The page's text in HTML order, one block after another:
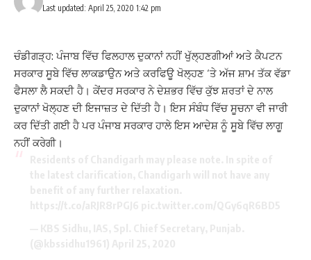
Last updated: April 25, 2020 1:42 pm
ਚੰਡੀਗੜ੍ਹ: ਪੰਜਾਬ ਵਿੱਚ ਫਿਲਹਾਲ ਦੁਕਾਨਾਂ ਨਹੀਂ ਖੁੱਲ੍ਹਣਗੀਆਂ ਅਤੇ ਕੈਪਟਨ
ਸਰਕਾਰ ਸੂਬੇ ਵਿੱਚ ਲਾਕਡਾਉਨ ਅਤੇ ਕਰਫਿਊ ਖੋਲ੍ਹਣ ‘ਤੇ ਅੱਜ ਸ਼ਾਮ ਤੱਕ ਵੱਡਾ
ਫੈਸਲਾ ਲੈ ਸਕਦੀ ਹੈ। ਕੇਂਦਰ ਸਰਕਾਰ ਨੇ ਦੇਸ਼ਭਰ ਵਿੱਚ ਕੁੱਝ ਸ਼ਰਤਾਂ ਦੇ ਨਾਲ
ਦੁਕਾਨਾਂ ਖੋਲ੍ਹਣ ਦੀ ਇਜਾਜ਼ਤ ਦੇ ਦਿੱਤੀ ਹੈ। ਇਸ ਸੰਬੰਧ ਵਿੱਚ ਸੂਚਨਾ ਵੀ ਜਾਰੀ
ਕਰ ਦਿੱਤੀ ਗਈ ਹੈ ਪਰ ਪੰਜਾਬ ਸਰਕਾਰ ਹਾਲੇ ਇਸ ਆਦੇਸ਼ ਨੂੰ ਸੂਬੇ ਵਿੱਚ ਲਾਗੂ
ਨਹੀਂ ਕਰੇਗੀ।